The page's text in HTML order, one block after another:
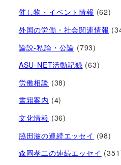
催し物・イベント情報 (62)
外国の労働・社会関連情報
論説-私論・公論 (793)
ASU-NET活動記録 (63)
労働相談 (38)
書籍案内 (4)
文化情報 (36)
脇田滋の連続エッセイ (98)
森岡孝二の連続エッセイ